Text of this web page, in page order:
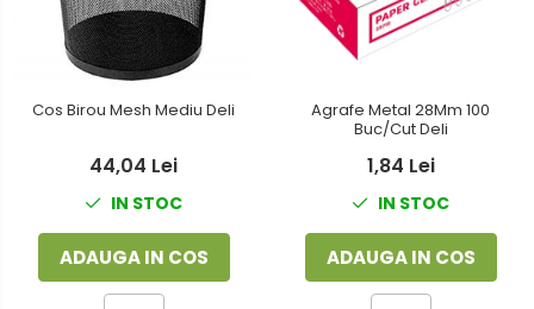
Foarfeci
Lipiciuri
Perforatoare
Tavite pentru Documente
Tusuri si tusiere
Detergenti vase
Dispensere si consumabile
Europubele
Hartie igienica
Odorizante
Produse din hartie
Cos Birou Mesh Mediu Deli
44,04 Lei
IN STOC
ADAUGA IN COS
Agrafe Metal 28Mm 100
Buc/Cut Deli
1,84 Lei
IN STOC
ADAUGA IN COS